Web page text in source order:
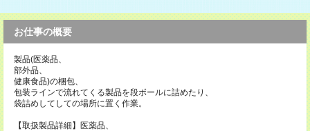
お仕事の概要
製品(医薬品、
部外品、
健康食品)の梱包、
包装ラインで流れてくる製品を段ボールに詰めたり、
袋詰めしてしての場所に置く作業。
【取扱製品詳細】医薬品、